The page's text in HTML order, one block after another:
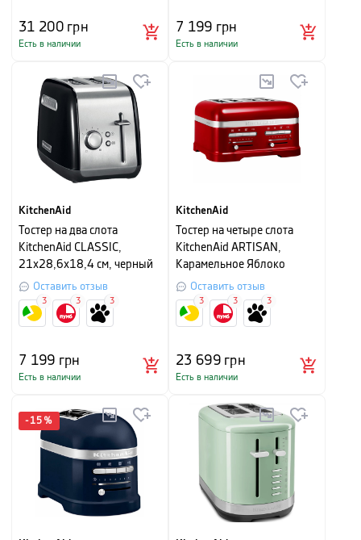
31 200грн
Есть в наличии
7 199 грн
Есть в наличии
KitchenAid
Тостер на два слота
KitchenAid CLASSIC,
21х28,6х18,4 см, черный
Оставить отзыв
7 199 грн
Есть в наличии
3 3 3
KitchenAid
Тостер на четыре слота
KitchenAid ARTISAN,
Карамельное Яблоко
Оставить отзыв
23 699грн
Есть в наличии
3 3 3
-15 %